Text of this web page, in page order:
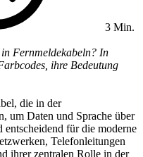
3 Min.
Fernmeldekabeln? In
ihre Bedeutung
die in der
um Daten und Sprache über
entscheidend für die moderne
Telefonleitungen
ihrer zentralen Rolle in der